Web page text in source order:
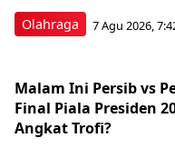
Olahraga 7 Agu 2026,
Malam Ini Persib vs
Final Piala Presiden
Angkat Trofi?